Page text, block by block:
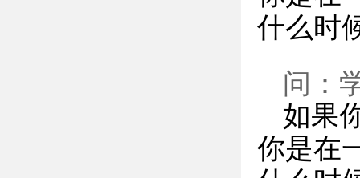
什么时
问：
如果
你是在